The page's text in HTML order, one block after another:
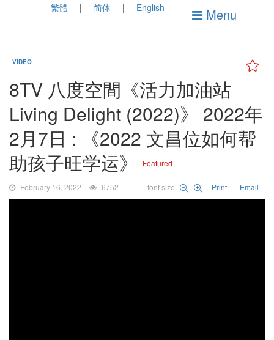
繁體 简体 English Menu
VIDEO
8TV 八度空間《活力加油站
Living Delight (2022)》 2022年
2月7日 : 《2022 文昌位如何帮
助孩子旺学运》
Featured
February 16, 2022 6752 font size Print Email